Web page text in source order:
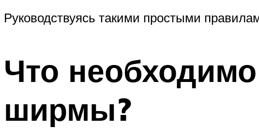
Руководствуясь такими простыми
Что
ширмы?